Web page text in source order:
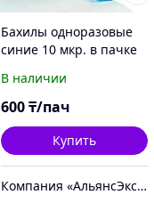
Бахилы одноразовые
синие 10 мкр. в пачке
В наличии
600₸/пач
Купить
Компания «АльянсЭксперт» - Комплексное решение для Вашего Бизнеса!